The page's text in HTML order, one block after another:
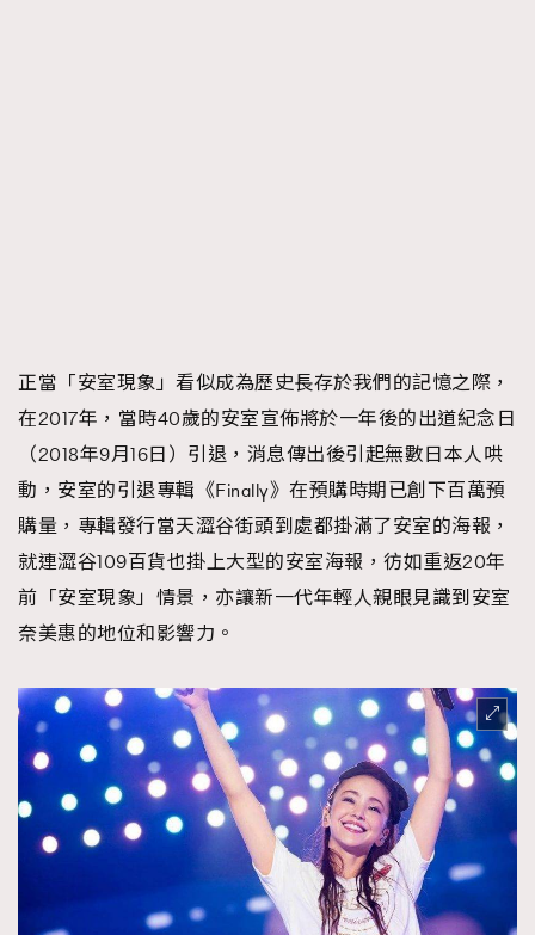
正當「安室現象」看似成為歷史長存於我們的記憶之際，
在2017年，當時40歲的安室宣佈將於一年後的出道紀念日
（2018年9月16日）引退，消息傳出後引起無數日本人哄
動，安室的引退專輯《Finally》在預購時期已創下百萬預
購量，專輯發行當天澀谷街頭到處都掛滿了安室的海報，
就連澀谷109百貨也掛上大型的安室海報，彷如重返20年
前「安室現象」情景，亦讓新一代年輕人親眼見識到安室
奈美惠的地位和影響力。